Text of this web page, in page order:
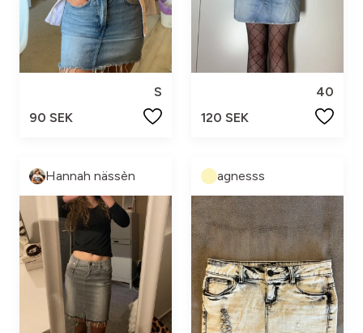
S
90 SEK
40
120 SEK
Hannah nässèn agnesss